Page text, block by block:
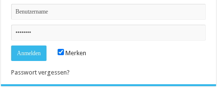
Merken
Passwort vergessen?